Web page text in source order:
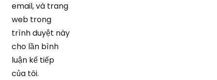
email, và trang
web trong
trình duyệt này
cho lần bình
luận kế tiếp
của tôi.